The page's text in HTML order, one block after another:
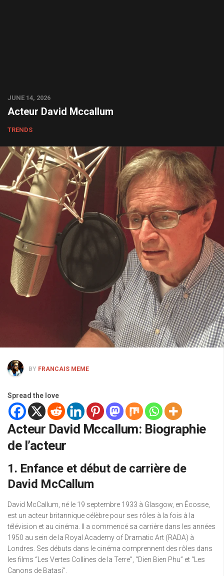
JUNE 14, 2026
Acteur David Mccallum
TRENDS
BY FRANCAIS MEME
Spread the love
Acteur David Mccallum: Biographie
de l’acteur
1. Enfance et début de carrière de
David McCallum
David McCallum, né le 19 septembre 1933 à Glasgow, en Écosse,
est un acteur britannique célèbre pour ses rôles à la fois à la
télévision et au cinéma. Il a commencé sa carrière dans les années
1950 au sein de la Royal Academy of Dramatic Art (RADA) à
Londres. Ses débuts dans le cinéma comprennent des rôles dans
les films “Les Vertes Collines de la Terre”, “Dien Bien Phu” et “Les
Canons de Batasi”.